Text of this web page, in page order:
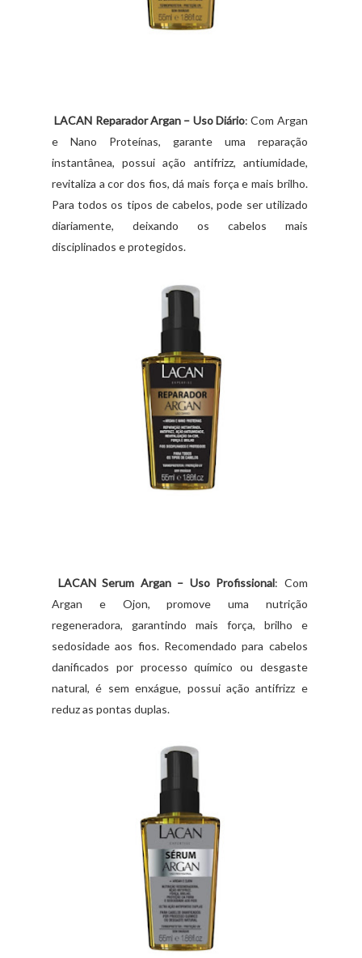
LACAN Reparador Argan – Uso Diário: Com Argan
e Nano Proteínas, garante uma reparação
instantânea, possui ação antifrizz, antiumidade,
revitaliza a cor dos fios, dá mais força e mais brilho.
Para todos os tipos de cabelos, pode ser utilizado
diariamente, deixando os cabelos mais
disciplinados e protegidos.
LACAN Serum Argan – Uso Profissional: Com
Argan e Ojon, promove uma nutrição
regeneradora, garantindo mais força, brilho e
sedosidade aos fios. Recomendado para cabelos
danificados por processo químico ou desgaste
natural, é sem enxágue, possui ação antifrizz e
reduz as pontas duplas.